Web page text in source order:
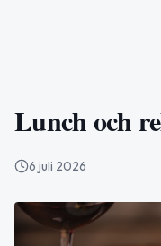
Lunch och
6 juli 2026